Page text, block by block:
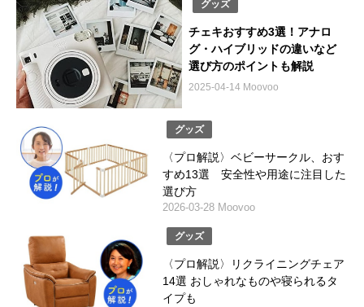
グッズ
チェキおすすめ3選！アナロ
グ・ハイブリッドの違いなど
選び方のポイントも解説
2025-04-14 Moovoo
グッズ
〈プロ解説〉ベビーサークル、おす
すめ13選 安全性や用途に注目した
選び方
2026-03-28 Moovoo
グッズ
〈プロ解説〉リクライニングチェア
14選 おしゃれなものや寝られるタ
イプも